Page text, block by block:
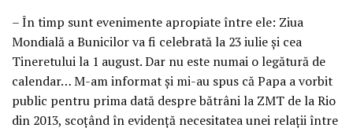
– În timp sunt evenimente apropiate între ele: Ziua
Mondială a Bunicilor va fi celebrată la 23 iulie și cea
Tineretului la 1 august. Dar nu este numai o legătură de
calendar… M-am informat și mi-au spus că Papa a vorbit
public pentru prima dată despre bătrâni la ZMT de la Rio
din 2013, scoțând în evidență necesitatea unei relații între